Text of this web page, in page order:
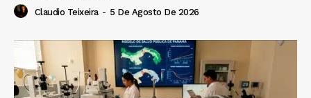
Claudio Teixeira - 5 De Agosto De 2026